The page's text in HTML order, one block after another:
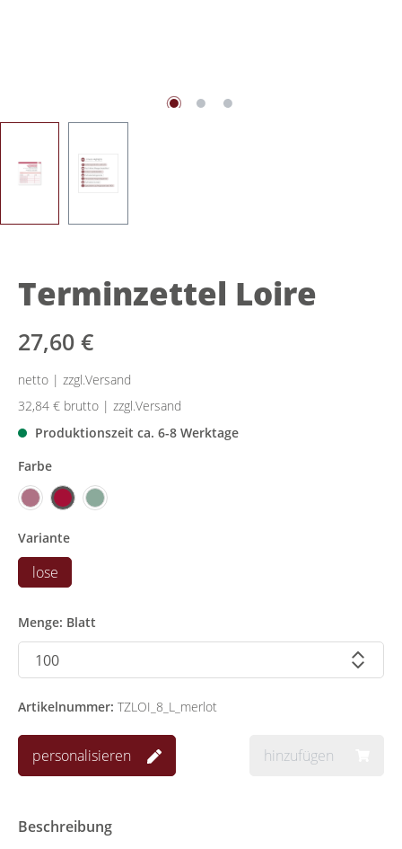
Terminzettel Loire
27,60 €
netto | zzgl.Versand
32,84 € brutto | zzgl.Versand
Produktionszeit ca. 6-8 Werktage
Farbe
Variante
lose
Menge: Blatt
Artikelnummer: TZLOI_8_L_merlot
personalisieren hinzufügen
Beschreibung